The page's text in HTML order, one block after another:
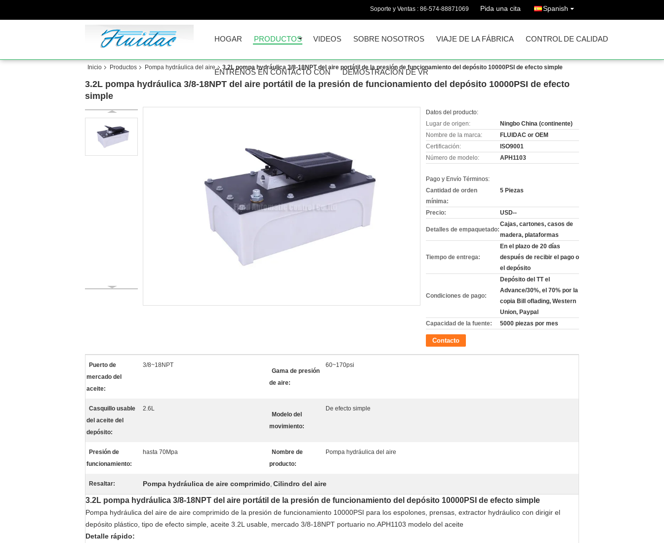
Soporte y Ventas : 86-574-88871069 Pida una cita Spanish
HOGAR PRODUCTOS VIDEOS SOBRE NOSOTROS VIAJE DE LA FÁBRICA CONTROL DE CALIDAD
ÉNTRENOS EN CONTACTO CON DEMOSTRACIÓN DE VR
Inicio Productos Pompa hydráulica del aire 3.2L pompa hydráulica 3/8-18NPT del aire portátil de la presión de funcionamiento del depósito 10000PSI de efecto simple
3.2L pompa hydráulica 3/8-18NPT del aire portátil de la presión de funcionamiento del depósito 10000PSI de efecto
simple
Datos del producto:
Lugar de origen:
Ningbo China (continente)
Nombre de la marca:
FLUIDAC or OEM
Certificación:
ISO9001
Número de modelo:
APH1103
Pago y Envío Términos:
Cantidad de orden
mínima:
5 Piezas
Precio: USD--
Detalles de empaquetado:
Cajas, cartones, casos de
madera, plataformas
Tiempo de entrega:
En el plazo de 20 días
después de recibir el pago o
el depósito
Condiciones de pago:
Depósito del TT el
Advance/30%, el 70% por la
copia Bill oflading, Western
Union, Paypal
Capacidad de la fuente:
5000 piezas por mes
Contacto
Puerto de
mercado del
aceite:
3/8~18NPT
Gama de presión
de aire:
60~170psi
Casquillo usable
del aceite del
depósito:
2.6L
Modelo del
movimiento:
De efecto simple
Presión de
funcionamiento:
hasta 70Mpa
Nombre de
producto:
Pompa hydráulica del aire
Resaltar: Pompa hydráulica de aire comprimido, Cilindro del aire
3.2L pompa hydráulica 3/8-18NPT del aire portátil de la presión de funcionamiento del depósito 10000PSI de efecto simple
Pompa hydráulica del aire de aire comprimido de la presión de funcionamiento 10000PSI para los espolones, prensas, extractor hydráulico con dirigir el
depósito plástico, tipo de efecto simple, aceite 3.2L usable, mercado 3/8-18NPT portuario no.APH1103 modelo del aceite
Detalle rápido: